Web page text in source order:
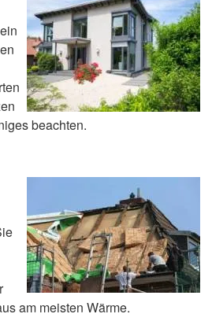
beachten.
am meisten Wärme.